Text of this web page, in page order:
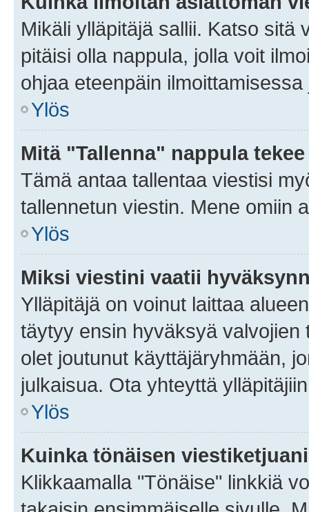
Mikäli ylläpitäjä sallii. Katso sitä
pitäisi olla nappula, jolla voit
ohjaa eteenpäin
Ylös
Mitä "Tallenna" nappula
Tämä antaa tallentaa viestisi
tallennetun viestin. Mene omiin
Ylös
Miksi viestini vaatii
Ylläpitäjä on voinut laittaa
täytyy ensin hyväksyä
olet joutunut käyttäjäryhmään,
julkaisua. Ota yhteyttä
Ylös
Kuinka tönäisen
Klikkaamalla "Tönäise" linkkiä